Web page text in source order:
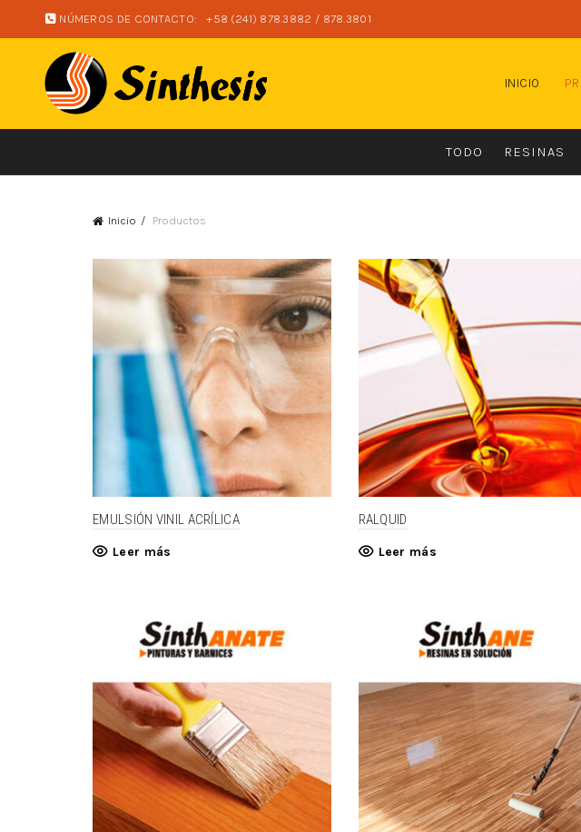
NÚMEROS DE CONTACTO: +58 (241) 878.3882 / 878.3801
INICIO
TODO RESINAS
Inicio Productos
EMULSIÓN VINIL ACRÍLICA
Leer más
RALQUID
Leer más